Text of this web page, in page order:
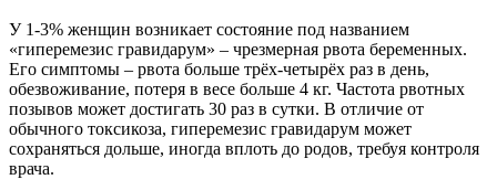
У 1-3% женщин возникает состояние под названием
«гиперемезис гравидарум» – чрезмерная рвота беременных.
Его симптомы – рвота больше трёх-четырёх раз в день,
обезвоживание, потеря в весе больше 4 кг. Частота рвотных
позывов может достигать 30 раз в сутки. В отличие от
обычного токсикоза, гиперемезис гравидарум может
сохраняться дольше, иногда вплоть до родов, требуя контроля
врача.